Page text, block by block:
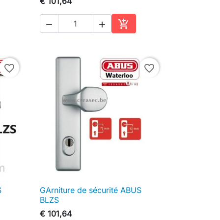
  
In winkelwagen
favorite_border favorite_border
 Snel bekijken
GArniture de sécurité ABUS
BLZS
€ 101,64